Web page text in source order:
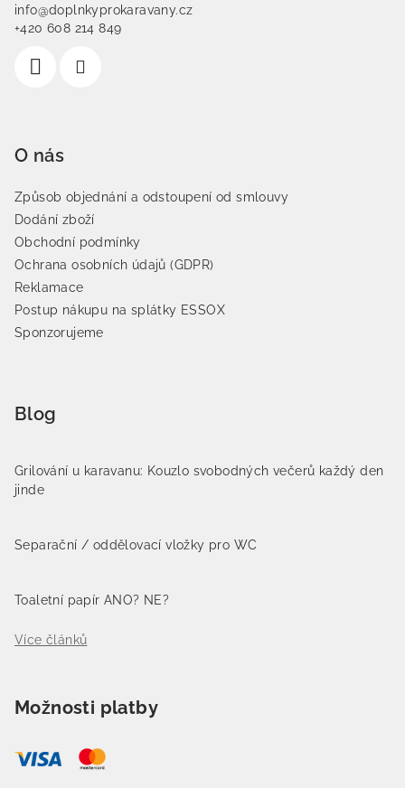
info@doplnkyprokaravany.cz
+420 608 214 849
O nás
Způsob objednání a odstoupení od smlouvy
Dodání zboží
Obchodní podmínky
Ochrana osobních údajů (GDPR)
Reklamace
Postup nákupu na splátky ESSOX
Sponzorujeme
Blog
Grilování u karavanu: Kouzlo svobodných večerů každý den
jinde
Separační / oddělovací vložky pro WC
Toaletní papír ANO? NE?
Více článků
Možnosti platby